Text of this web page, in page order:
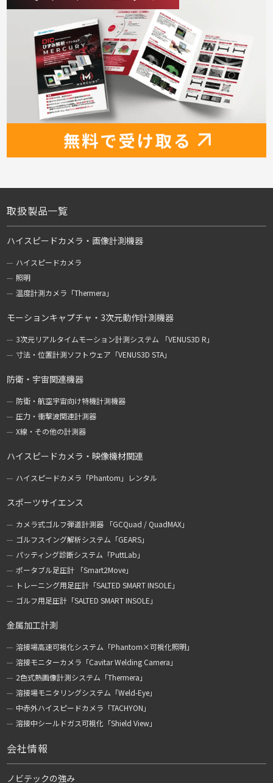
取扱製品一覧
ハイスピードカメラ・画像計測機器
ハイスピードカメラ
照明
温度計測カメラ「Thermera」
モーションキャプチャ・3次元動作計測機器
3次元リアルタイムモーション計測システム 「VENUS3D R」
寸法・位置計測ソフトウェア「VENUS3D STA」
防衛・宇宙関連機器
防衛・航空宇宙向け特機計測機器
圧力・衝撃波関連計測器
X線・その他の計測器
ハイスピードカメラ・映像機材関連
ハイスピードカメラ「Phantom」レンタル
スポーツサイエンス
カメラ式ゴルフ弾道計測器 「GCQuad / QuadMAX」
ゴルフスイング解析システム「GEARS」
パッティング診断システム「PuttLab」
ポータブル足圧計 「Smart2Move」
トレーニング用足圧計「SALTED SMART INSOLE」
ゴルフ用足圧計「SALTED SMART INSOLE」
金属加工計測
溶接場高速可視化システム「Phantom×可視化照明」
溶接モニターカメラ「Cavitar Welding Camera」
2色式熱画像計測システム「Thermera」
溶接場モニタリングシステム「Weld-Eye」
中赤外ハイスピードカメラ「TACHYON」
溶接中シールドガス可視化「Shield View」
会社情報
ノビテックの強み